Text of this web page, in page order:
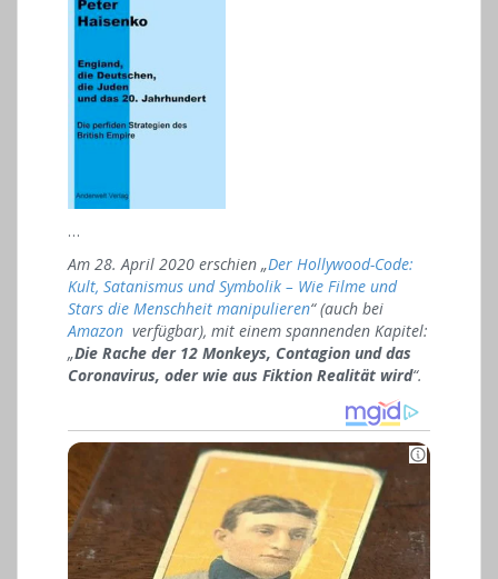
…
Am 28. April 2020 erschien „Der Hollywood-Code:
Kult, Satanismus und Symbolik – Wie Filme und
Stars die Menschheit manipulieren“ (auch bei
Amazon verfügbar), mit einem spannenden Kapitel:
„Die Rache der 12 Monkeys, Contagion und das
Coronavirus, oder wie aus Fiktion Realität wird“.